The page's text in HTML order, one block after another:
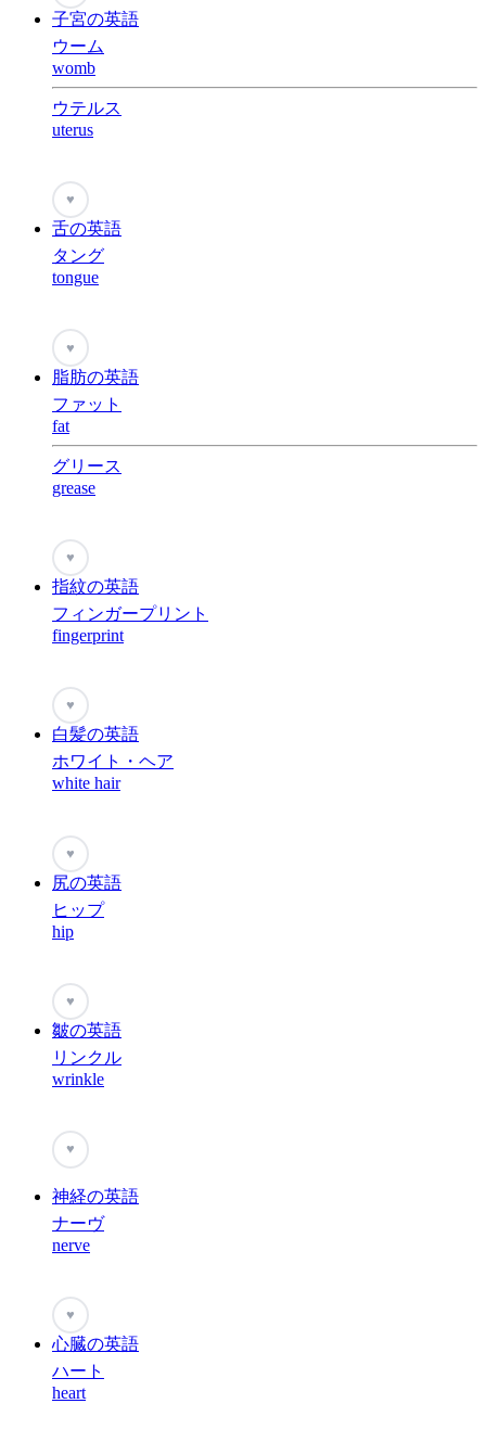
子宮の英語
ウーム
womb
ウテルス
uterus
♥
舌の英語
タング
tongue
♥
脂肪の英語
ファット
fat
グリース
grease
♥
指紋の英語
フィンガープリント
fingerprint
♥
白髪の英語
ホワイト・ヘア
white hair
♥
尻の英語
ヒップ
hip
♥
皺の英語
リンクル
wrinkle
♥
神経の英語
ナーヴ
nerve
♥
心臓の英語
ハート
heart